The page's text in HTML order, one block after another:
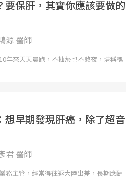
保肝，其實你應該要做的
源 醫師
年來天天晨跑，不抽菸也不熬夜，堪稱標
想早期發現肝癌，除了超音
君 醫師
務主管，經常得往返大陸出差，長期應酬